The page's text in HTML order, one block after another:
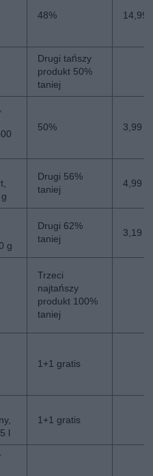
48% 14,99
Drugi tańszy
produkt 50%
taniej
50% 3,99
Drugi 56%
taniej
4,99
g
Drugi 62%
taniej
3,19
Trzeci
najtańszy
produkt 100%
taniej
1+1 gratis
l
1+1 gratis